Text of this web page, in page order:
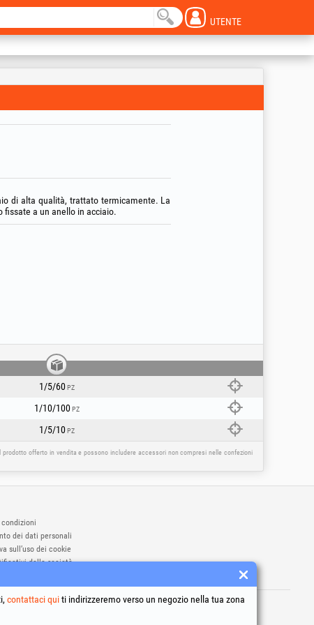
UTENTE
di alta qualità, trattato termicamente. La
fissate a un anello in acciaio.
1/5/60PZ
1/10/100PZ
1/5/10PZ
offerto in vendita e possono includere accessori non compresi nelle confezioni
dei dati personali
sull’uso dei cookie
della società
registrati Honest General Trading SRL.
contattaci quiti indirizzeremo verso un negozio nella tua zona